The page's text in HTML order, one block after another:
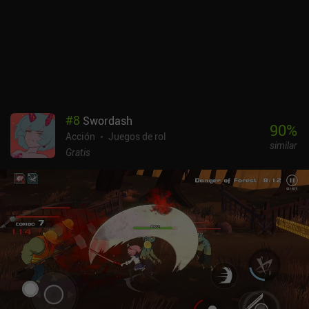
#8 Swordash
Acción
Juegos de rol
Gratis
90%
similar